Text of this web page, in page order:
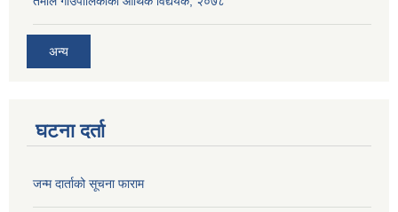
अन्य
घटना दर्ता
जन्म दार्ताको सूचना फाराम